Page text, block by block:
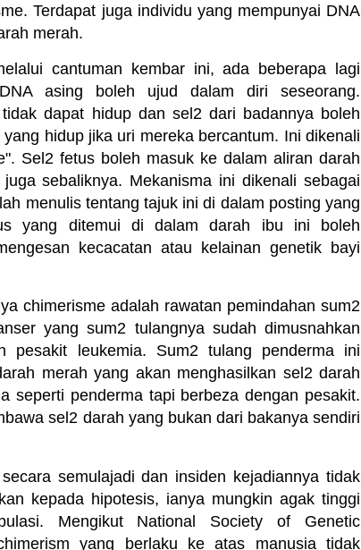
Terdapat juga individu yang mempunyai DNA
merah.
cantuman kembar ini, ada beberapa lagi
asing boleh ujud dalam diri seseorang.
dapat hidup dan sel2 dari badannya boleh
hidup jika uri mereka bercantum. Ini dikenali
Sel2 fetus boleh masuk ke dalam aliran darah
sebaliknya. Mekanisma ini dikenali sebagai
menulis tentang tajuk ini di dalam posting yang
yang ditemui di dalam darah ibu ini boleh
kecacatan atau kelainan genetik bayi
chimerisme adalah rawatan pemindahan sum2
yang sum2 tulangnya sudah dimusnahkan
pesakit leukemia. Sum2 tulang penderma ini
merah yang akan menghasilkan sel2 darah
seperti penderma tapi berbeza dengan pesakit.
sel2 darah yang bukan dari bakanya sendiri
semulajadi dan insiden kejadiannya tidak
kepada hipotesis, ianya mungkin agak tinggi
Mengikut National Society of Genetic
yang berlaku ke atas manusia tidak